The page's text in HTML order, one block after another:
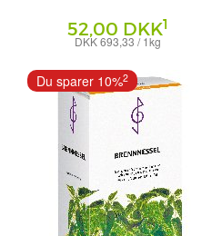
52,00 DKK1
DKK 693,33 / 1kg
Bombastus-Werke AG
Du sparer 10%2